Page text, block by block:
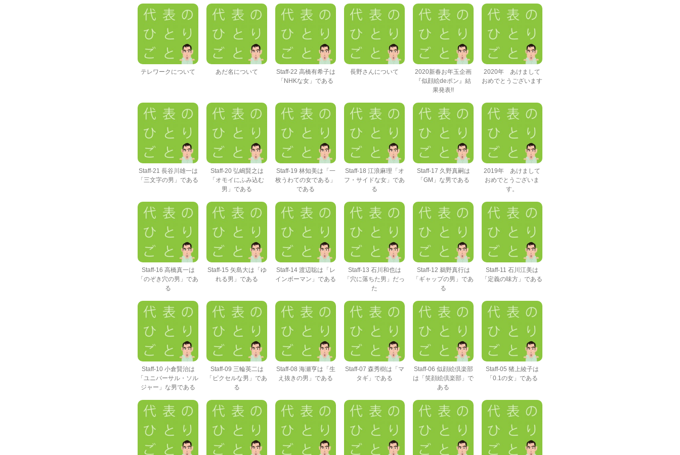
テレワークについて あだ名について
Staff-22 高橋有希子は
「NHKな女」である
長野さんについて
2020新春お年玉企画
『似顔絵deポン』結
果発表!!
2020年 あけまして
おめでとうございます
Staff-21 長谷川雄一は
「三文字の男」である
Staff-20 弘嶋賢之は
「オモイにふみ込む
男」である
Staff-19 林知美は「一
枚うわての女である」
である
Staff-18 江浪麻理「オ
フ・サイドな女」であ
る
Staff-17 久野真嗣は
「GM」な男である
2019年 あけまして
おめでとうございま
す。
Staff-16 高橋真一は
「のぞき穴の男」であ
る
Staff-15 矢島大は「ゆ
れる男」である
Staff-14 渡辺聡は「レ
インボーマン」である
Staff-13 石川和也は
「穴に落ちた男」だっ
た
Staff-12 鵜野真行は
「ギャップの男」であ
る
Staff-11 石川江美は
「定義の味方」である
Staff-10 小倉賢治は
「ユニバーサル・ソル
ジャー」な男である
Staff-09 三輪英二は
「ピクセルな男」であ
る
Staff-08 海瀬亨は「生
え抜きの男」である
Staff-07 森秀樹は「マ
タギ」である
Staff-06 似顔絵倶楽部
は「笑顔絵倶楽部」で
ある
Staff-05 猪上綾子は
「0.1の女」である